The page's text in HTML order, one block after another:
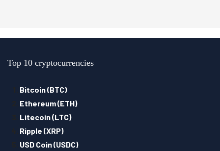
Top 10 cryptocurrencies
Bitcoin (BTC)
Ethereum (ETH)
Litecoin (LTC)
Ripple (XRP)
USD Coin (USDC)